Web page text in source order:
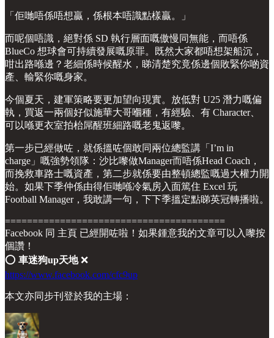
「佢哋唔係唔想贏，係根本唔識點樣贏。」
而呢個唔識，絕對係 SD 執行層面嘅傲慢同無能，而唔係
BlueCo 想球會可持續發展嘅原罪。既然大家都唔想架船沉，
咁出路喺邊？老細係時候醒水，睇清楚究竟係邊個敗緊你啲資
產、輸緊你嘅身家。
今個夏天，建軍策略要更加望向現實。放低對 U25 潛力嘅偏
執，買返一兩個好似施華大哥嗰種，有經驗、有 Character、
可以喺更衣室拍枱屌醒班細路嘅老鬼返嚟。
第一步已經做咗，就係搵咗個敢同兩位總監講「I’m in
charge」嘅強勢領隊：沙比嚟做Manager而唔係Head Coach，
而挽救車路士嘅資產，第二步就係要由整頓總監嘅過大權力開
始。如果下季仲係由得佢哋喺冷氣房入面篤住 Excel 玩
Football Manager，我敢講一句，下下季搵定點睇英冠轉播啦。
========================================
Facebook 同 主頁 已經開咗啦！如果鍾意我的文章可以入嚟按
個讚！
⭕️ 車迷狗up天地❌
https://www.facebook.com/cfc9up
本文亦同步刊登於我的主場：